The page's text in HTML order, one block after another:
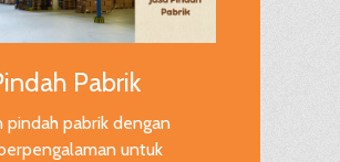
Pabrik
pindah pabrik dengan
untuk